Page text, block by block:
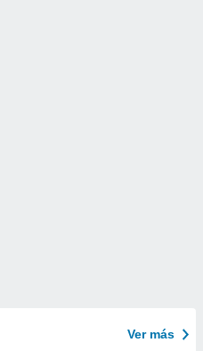
Ver más